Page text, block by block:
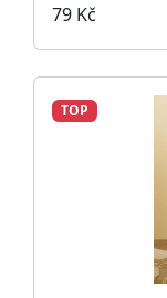
79 Kč
TOP